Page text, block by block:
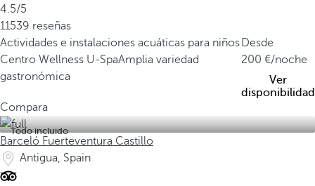
4.5/5
11539 reseñas
Actividades e instalaciones acuáticas para niños
Centro Wellness U-SpaAmplia variedad
gastronómica
Desde
200
/noche
Ver
disponibilidad
Compara
Todo incluido
Barceló Fuerteventura Castillo
Antigua, Spain